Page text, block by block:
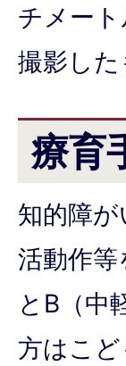
チメー
撮影し
療育
知的障
活動作
とB（中
方はこ